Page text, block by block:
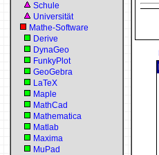
Schule
Universität
Mathe-Software
Derive
DynaGeo
FunkyPlot
GeoGebra
LaTeX
Maple
MathCad
Mathematica
Matlab
Maxima
MuPad